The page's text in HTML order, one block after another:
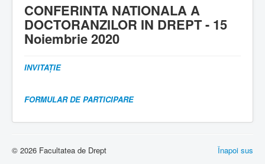
Despre noi
Admitere
Studenți
Relații Internaționale
CONFERINTA NATIONALA A
DOCTORANZILOR IN DREPT - 15
Noiembrie 2020
INVITAȚIE
FORMULAR DE PARTICIPARE
Înapoi sus
© 2026 Facultatea de Drept